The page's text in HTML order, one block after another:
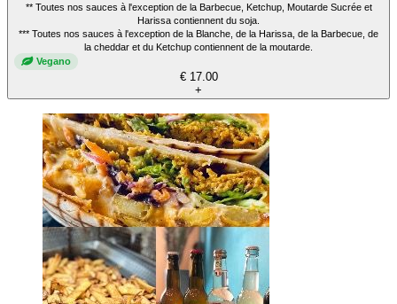
** Toutes nos sauces à l'exception de la Barbecue, Ketchup, Moutarde Sucrée et
Harissa contiennent du soja.
*** Toutes nos sauces à l'exception de la Blanche, de la Harissa, de la Barbecue, de
la cheddar et du Ketchup contiennent de la moutarde.
Vegano
€ 17.00
+